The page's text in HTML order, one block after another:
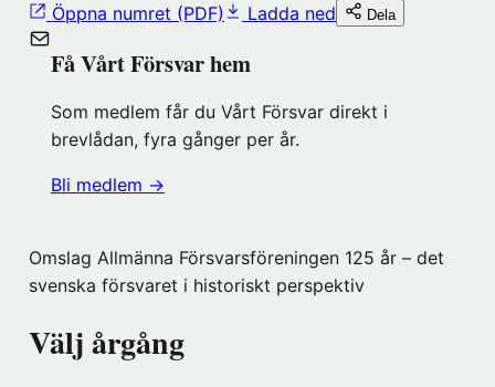
Öppna numret (PDF)
Ladda ned Dela
Få Vårt Försvar hem
Som medlem får du Vårt Försvar direkt i
brevlådan, fyra gånger per år.
Bli medlem →(öppnas
fönster
hos
Omslag Allmänna Försvarsföreningen 125 år – det
svenska försvaret i historiskt perspektiv
Välj årgång